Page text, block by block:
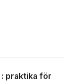
röster:
praktika för